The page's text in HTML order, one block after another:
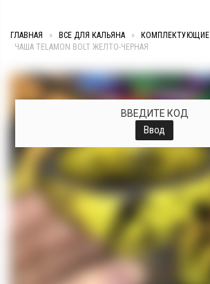
ГЛАВНАЯ » ВСЕ ДЛЯ КАЛЬЯНА » КОМПЛЕКТУЮЩИЕ
ЧАША TELAMON BOLT ЖЕЛТО-ЧЕРНАЯ
ВВЕДИТЕ КОД
Ввод